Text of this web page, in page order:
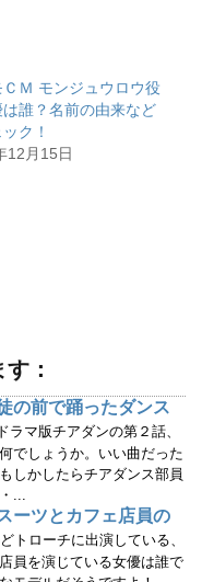
ＣＭ モンジュウロウ役
誰？名前の由来など
ク！
12月15日
：
の前で踊ったダンス
ドラマ版チアダンの第２話、
でしょうか。いい曲だった
しかしたらチアダンス部員
...
ーツとカフェ店員の
トローチに出演している、
員を演じている女優は誰で